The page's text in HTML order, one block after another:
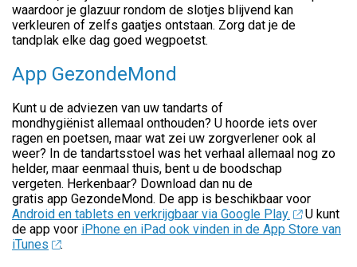
waardoor je glazuur rondom de slotjes blijvend kan
verkleuren of zelfs gaatjes ontstaan. Zorg dat je de
tandplak elke dag goed wegpoetst.
App GezondeMond
Kunt u de adviezen van uw tandarts of
mondhygiënist allemaal onthouden? U hoorde iets over
ragen en poetsen, maar wat zei uw zorgverlener ook al
weer? In de tandartsstoel was het verhaal allemaal nog zo
helder, maar eenmaal thuis, bent u de boodschap
vergeten. Herkenbaar? Download dan nu de
gratis app GezondeMond. De app is beschikbaar voor
Android en tablets en verkrijgbaar via Google Play.
U kunt
de app voor iPhone en iPad ook vinden in de App Store van
iTunes
.